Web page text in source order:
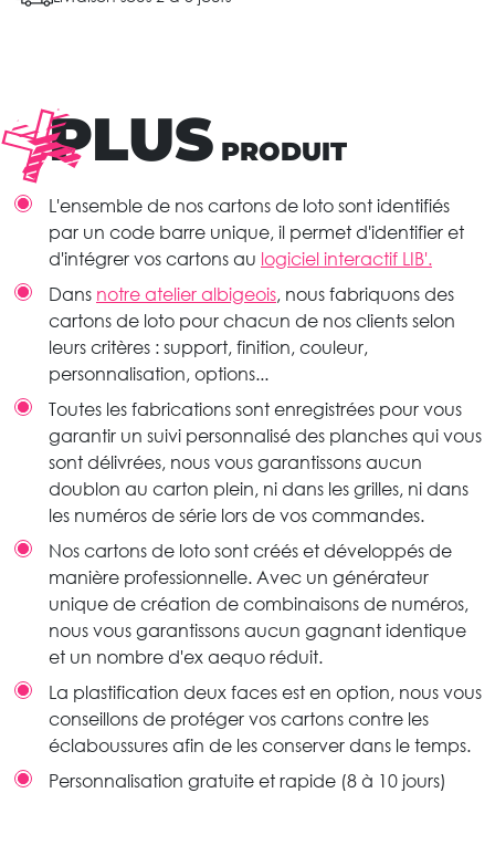
PLUS PRODUIT
L'ensemble de nos cartons de loto sont identifiés
par un code barre unique, il permet d'identifier et
d'intégrer vos cartons au logiciel interactif LIB'.
Dans notre atelier albigeois, nous fabriquons des
cartons de loto pour chacun de nos clients selon
leurs critères : support, finition, couleur,
personnalisation, options...
Toutes les fabrications sont enregistrées pour vous
garantir un suivi personnalisé des planches qui vous
sont délivrées, nous vous garantissons aucun
doublon au carton plein, ni dans les grilles, ni dans
les numéros de série lors de vos commandes.
Nos cartons de loto sont créés et développés de
manière professionnelle. Avec un générateur
unique de création de combinaisons de numéros,
nous vous garantissons aucun gagnant identique
et un nombre d'ex aequo réduit.
La plastification deux faces est en option, nous vous
conseillons de protéger vos cartons contre les
éclaboussures afin de les conserver dans le temps.
Personnalisation gratuite et rapide (8 à 10 jours)